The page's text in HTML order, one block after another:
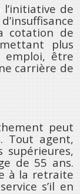
de
cotation de
plus
emploi, être
carrière de
peut
Tout agent,
supérieures,
de 55 ans.
à la retraite
s’il en